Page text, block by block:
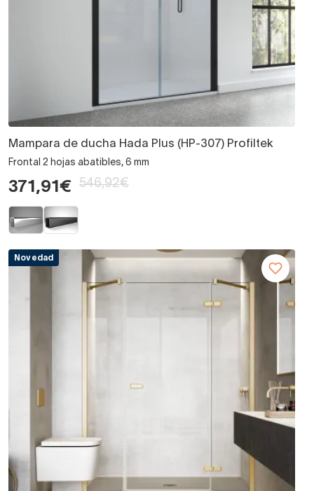
Mampara de ducha Hada Plus (HP-307) Profiltek
Frontal 2 hojas abatibles, 6 mm
371,91€ 546,92€
Novedad